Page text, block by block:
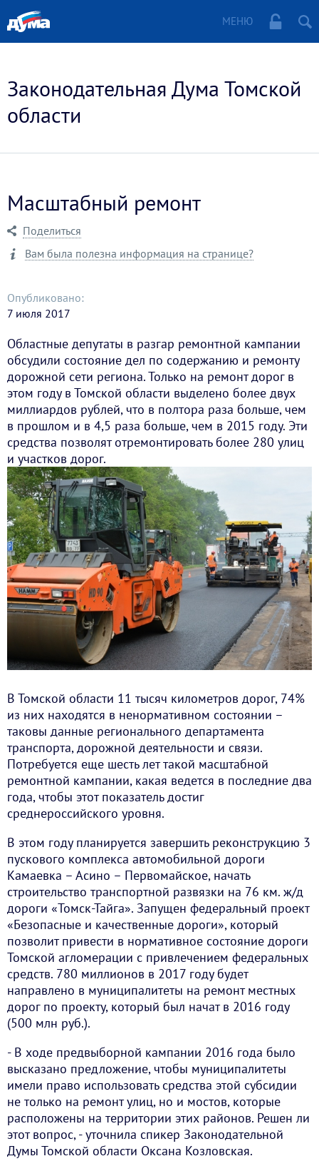
МЕНЮ
Законодательная Дума Томской
области
Масштабный ремонт
Поделиться
Вам была полезна информация на странице?
Опубликовано:
7 июля 2017
Областные депутаты в разгар ремонтной кампании
обсудили состояние дел по содержанию и ремонту
дорожной сети региона. Только на ремонт дорог в
этом году в Томской области выделено более двух
миллиардов рублей, что в полтора раза больше, чем
в прошлом и в 4,5 раза больше, чем в 2015 году. Эти
средства позволят отремонтировать более 280 улиц
и участков дорог.
В Томской области 11 тысяч километров дорог, 74%
из них находятся в ненормативном состоянии –
таковы данные регионального департамента
транспорта, дорожной деятельности и связи.
Потребуется еще шесть лет такой масштабной
ремонтной кампании, какая ведется в последние два
года, чтобы этот показатель достиг
среднероссийского уровня.
В этом году планируется завершить реконструкцию 3
пускового комплекса автомобильной дороги
Камаевка – Асино – Первомайское, начать
строительство транспортной развязки на 76 км. ж/д
дороги «Томск-Тайга». Запущен федеральный проект
«Безопасные и качественные дороги», который
позволит привести в нормативное состояние дороги
Томской агломерации с привлечением федеральных
средств. 780 миллионов в 2017 году будет
направлено в муниципалитеты на ремонт местных
дорог по проекту, который был начат в 2016 году
(500 млн руб.).
- В ходе предвыборной кампании 2016 года было
высказано предложение, чтобы муниципалитеты
имели право использовать средства этой субсидии
не только на ремонт улиц, но и мостов, которые
расположены на территории этих районов. Решен ли
этот вопрос, - уточнила спикер Законодательной
Думы Томской области Оксана Козловская.